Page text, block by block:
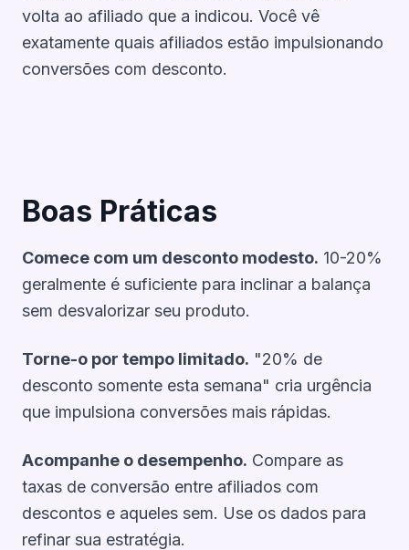
volta ao afiliado que a indicou. Você vê
exatamente quais afiliados estão impulsionando
conversões com desconto.
Boas Práticas
Comece com um desconto modesto. 10-20%
geralmente é suficiente para inclinar a balança
sem desvalorizar seu produto.
Torne-o por tempo limitado. "20% de
desconto somente esta semana" cria urgência
que impulsiona conversões mais rápidas.
Acompanhe o desempenho. Compare as
taxas de conversão entre afiliados com
descontos e aqueles sem. Use os dados para
refinar sua estratégia.